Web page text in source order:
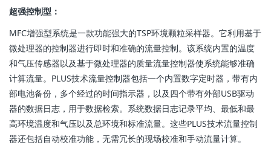
超强控制型：
MFC增强型系统是一款功能强大的TSP环境颗粒采样器。它利用基于
微处理器的控制器进行即时和准确的流量控制。该系统内置的温度
和气压传感器以及基于微处理器的质量流量控制器使系统能够准确
计算流量。PLUS技术流量控制器包括一个内置数字定时器，带有内
部电池备份，多个经过的时间指示器，以及四个带有外部USB驱动
器的数据日志，用于数据检索。系统数据日志记录平均、最低和最
高环境温度和气压以及总环境和标准流量。这些PLUS技术流量控制
器还包括自动校准功能，无需冗长的现场校准和手动流量计算。